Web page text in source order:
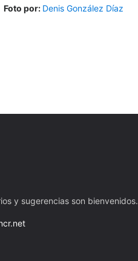
Foto por: Denis González Díaz
y sugerencias son bienvenidos.